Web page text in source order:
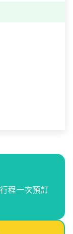
程一次預訂